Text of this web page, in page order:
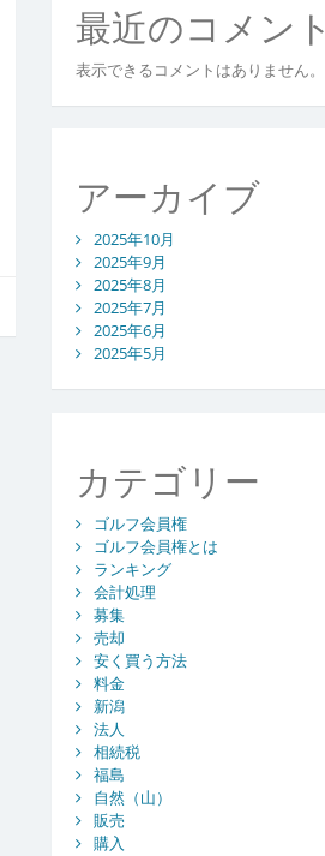
最近のコメント
表示できるコメントはありません。
アーカイブ
2025年10月
2025年9月
2025年8月
2025年7月
2025年6月
2025年5月
カテゴリー
ゴルフ会員権
ゴルフ会員権とは
ランキング
会計処理
募集
売却
安く買う方法
料金
新潟
法人
相続税
福島
自然（山）
販売
購入